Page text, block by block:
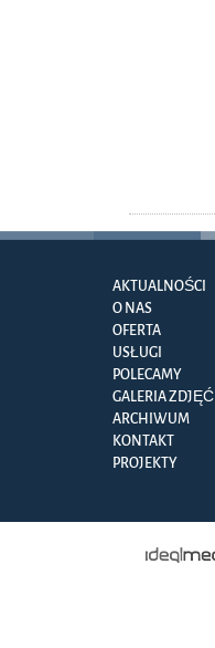
AKTUALNOŚCI
O NAS
OFERTA
USŁUGI
POLECAMY
GALERIA ZDJĘĆ
ARCHIWUM
KONTAKT
PROJEKTY